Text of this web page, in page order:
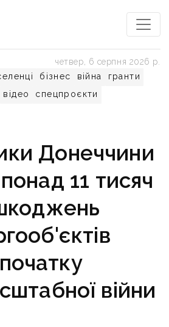
бізнес війна
гранти
відео спецпроєкти
четвер, 6 серпня 2026 р.
Донеччини
11 тисяч
війни